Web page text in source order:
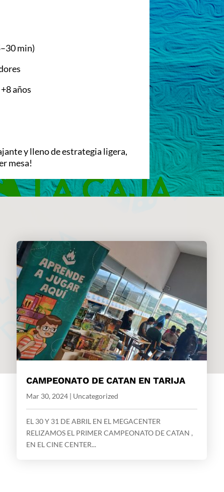
min)
años
y lleno de estrategia ligera,
mesa!
CAMPEONATO DE CATAN EN TARIJA
Mar 30, 2024| Uncategorized
EL 30 Y 31 DE ABRIL EN EL MEGACENTER
RELIZAMOS EL PRIMER CAMPEONATO DE CATAN ,
EN EL CINE CENTER...